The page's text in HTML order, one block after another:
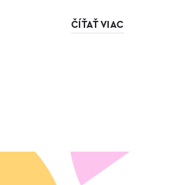
ČÍŤAŤ VIAC